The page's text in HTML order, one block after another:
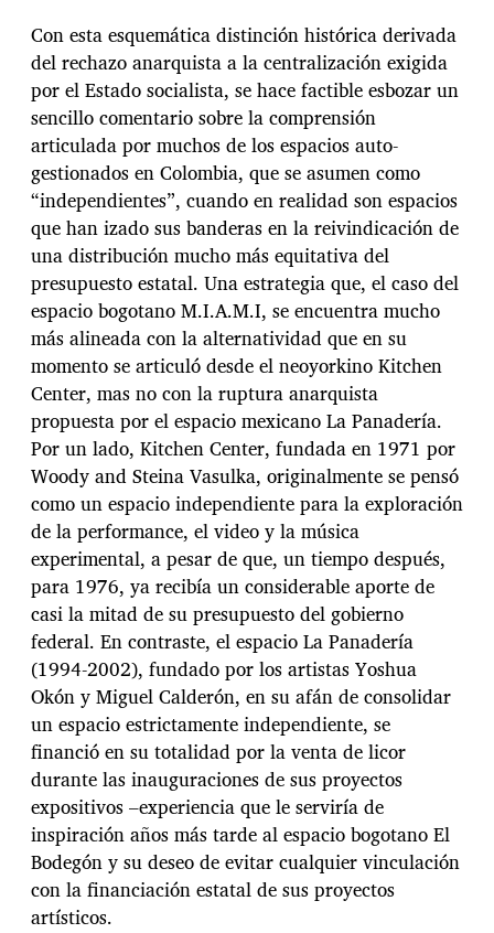
Con esta esquemática distinción histórica derivada
del rechazo anarquista a la centralización exigida
por el Estado socialista, se hace factible esbozar un
sencillo comentario sobre la comprensión
articulada por muchos de los espacios auto-
gestionados en Colombia, que se asumen como
“independientes”, cuando en realidad son espacios
que han izado sus banderas en la reivindicación de
una distribución mucho más equitativa del
presupuesto estatal. Una estrategia que, el caso del
espacio bogotano M.I.A.M.I, se encuentra mucho
más alineada con la alternatividad que en su
momento se articuló desde el neoyorkino Kitchen
Center, mas no con la ruptura anarquista
propuesta por el espacio mexicano La Panadería.
Por un lado, Kitchen Center, fundada en 1971 por
Woody and Steina Vasulka, originalmente se pensó
como un espacio independiente para la exploración
de la performance, el video y la música
experimental, a pesar de que, un tiempo después,
para 1976, ya recibía un considerable aporte de
casi la mitad de su presupuesto del gobierno
federal. En contraste, el espacio La Panadería
(1994-2002), fundado por los artistas Yoshua
Okón y Miguel Calderón, en su afán de consolidar
un espacio estrictamente independiente, se
financió en su totalidad por la venta de licor
durante las inauguraciones de sus proyectos
expositivos –experiencia que le serviría de
inspiración años más tarde al espacio bogotano El
Bodegón y su deseo de evitar cualquier vinculación
con la financiación estatal de sus proyectos
artísticos.